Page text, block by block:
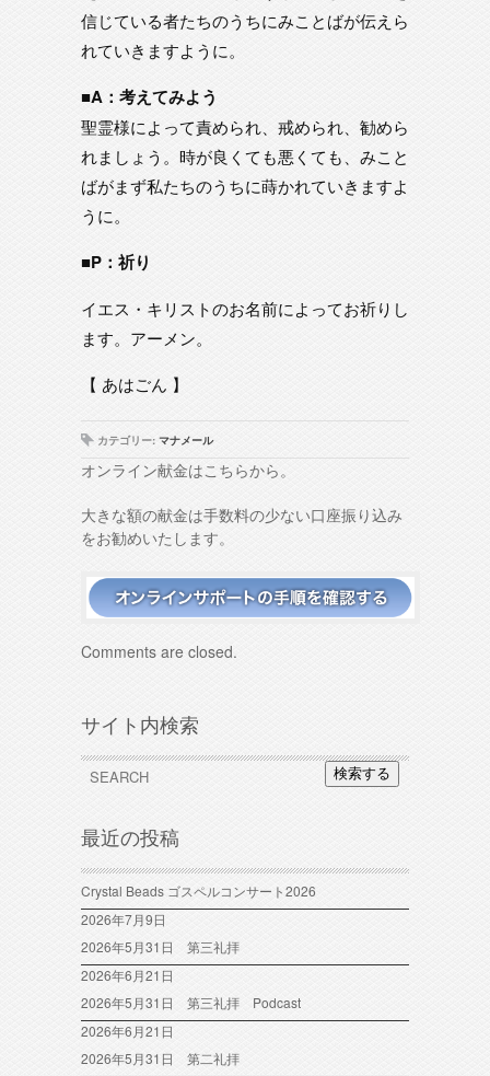
信じている者たちのうちにみことばが伝えら
れていきますように。
■A：考えてみよう
聖霊様によって責められ、戒められ、勧めら
れましょう。時が良くても悪くても、みこと
ばがまず私たちのうちに蒔かれていきますよ
うに。
■P：祈り
イエス・キリストのお名前によってお祈りし
ます。アーメン。
【 あはごん 】
カテゴリー: マナメール
オンライン献金はこちらから。
大きな額の献金は手数料の少ない口座振り込み
をお勧めいたします。
Comments are closed.
サイト内検索
検索する
最近の投稿
Crystal Beads ゴスペルコンサート2026
2026年7月9日
2026年5月31日 第三礼拝
2026年6月21日
2026年5月31日 第三礼拝 Podcast
2026年6月21日
2026年5月31日 第二礼拝